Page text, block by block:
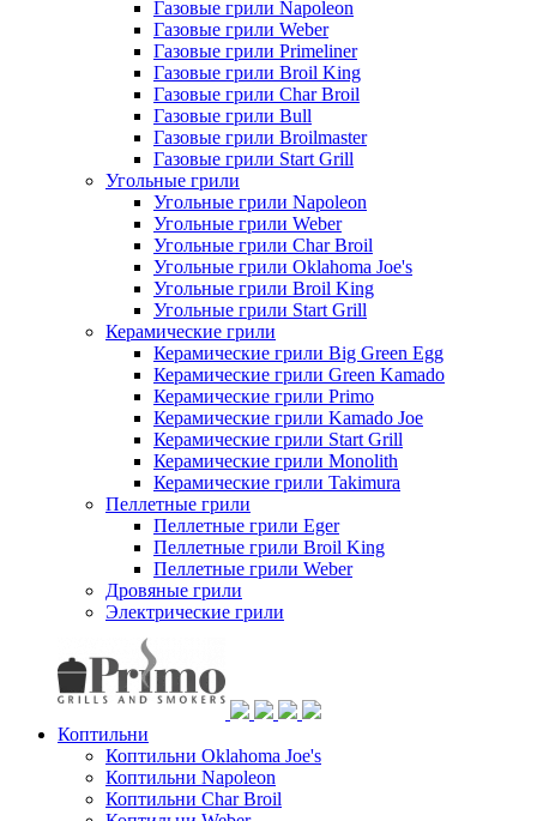
Газовые грили Napoleon
Газовые грили Weber
Газовые грили Primeliner
Газовые грили Broil King
Газовые грили Char Broil
Газовые грили Bull
Газовые грили Broilmaster
Газовые грили Start Grill
Угольные грили
Угольные грили Napoleon
Угольные грили Weber
Угольные грили Char Broil
Угольные грили Oklahoma Joe's
Угольные грили Broil King
Угольные грили Start Grill
Керамические грили
Керамические грили Big Green Egg
Керамические грили Green Kamado
Керамические грили Primo
Керамические грили Kamado Joe
Керамические грили Start Grill
Керамические грили Monolith
Керамические грили Takimura
Пеллетные грили
Пеллетные грили Eger
Пеллетные грили Broil King
Пеллетные грили Weber
Дровяные грили
Электрические грили
Коптильни
Коптильни Oklahoma Joe's
Коптильни Napoleon
Коптильни Char Broil